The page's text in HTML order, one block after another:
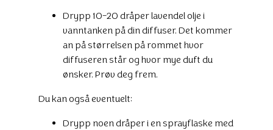
Drypp 10-20 dråper lavendel olje i
vanntanken på din diffuser. Det kommer
an på størrelsen på rommet hvor
diffuseren står og hvor mye duft du
ønsker. Prøv deg frem.
Du kan også eventuelt:
Drypp noen dråper i en sprayflaske med